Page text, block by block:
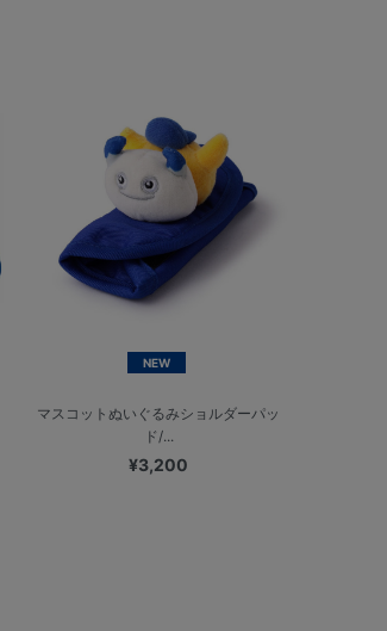
NEW
マスコットぬいぐるみショルダーパッ
ド/...
¥3,200